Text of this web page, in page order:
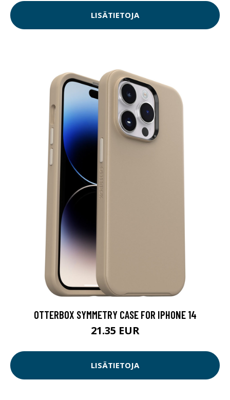
LISÄTIETOJA
OTTERBOX SYMMETRY CASE FOR IPHONE 14
21.35 EUR
LISÄTIETOJA